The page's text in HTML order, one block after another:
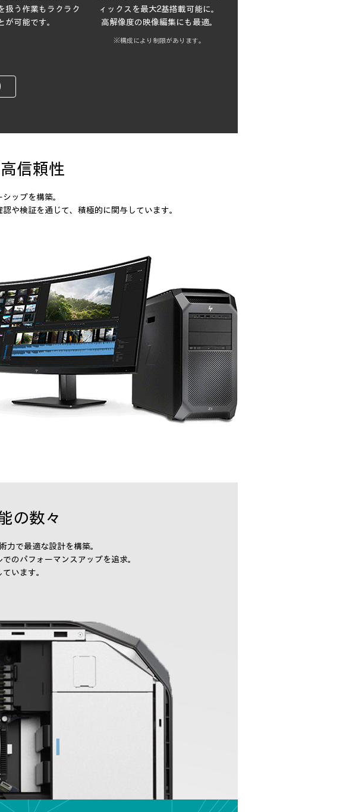
扱う作業もラクラク
が可能です。
ィックスを最大2基搭載可能に。
高解像度の映像編集にも最適。
※構成により制限があります。
信頼性
ップを構築。
や検証を通じて、積極的に関与しています。
の数々
力で最適な設計を構築。
のパフォーマンスアップを追求。
います。